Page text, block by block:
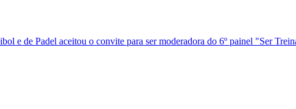
e de Padel aceitou o convite para ser moderadora do 6º painel "Ser